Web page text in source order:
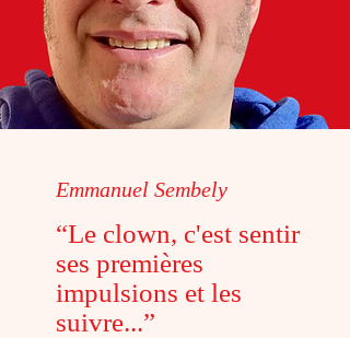
Emmanuel Sembely
“Le clown, c'est sentir
ses premières
impulsions et les
suivre...”